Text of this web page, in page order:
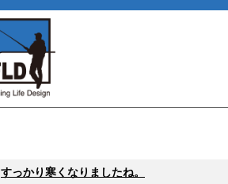
すっかり寒くなりましたね。